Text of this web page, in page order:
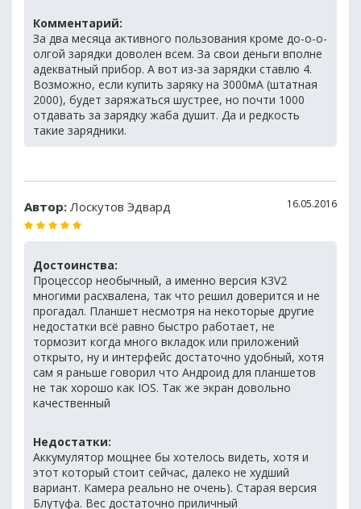
Комментарий:
За два месяца активного пользования кроме до-о-о-
олгой зарядки доволен всем. За свои деньги вполне
адекватный прибор. А вот из-за зарядки ставлю 4.
Возможно, если купить заряку на 3000мА (штатная
2000), будет заряжаться шустрее, но почти 1000
отдавать за зарядку жаба душит. Да и редкость
такие зарядники.
Автор: Лоскутов Эдвард 16.05.2016
Достоинства:
Процессор необычный, а именно версия K3V2
многими расхвалена, так что решил доверится и не
прогадал. Планшет несмотря на некоторые другие
недостатки всё равно быстро работает, не
тормозит когда много вкладок или приложений
открыто, ну и интерфейс достаточно удобный, хотя
сам я раньше говорил что Андроид для планшетов
не так хорошо как IOS. Так же экран довольно
качественный
Недостатки:
Аккумулятор мощнее бы хотелось видеть, хотя и
этот который стоит сейчас, далеко не худший
вариант. Камера реально не очень). Старая версия
Блутуфа. Вес достаточно приличный